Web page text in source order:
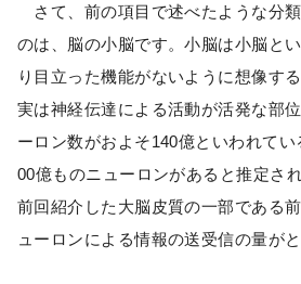
さて、前の項目で述べたような分
のは、脳の小脳です。小脳は小脳と
り目立った機能がないように想像す
実は神経伝達による活動が活発な部
ーロン数がおよそ140億といわれて
00億ものニューロンがあると推定さ
前回紹介した大脳皮質の一部である
ューロンによる情報の送受信の量が